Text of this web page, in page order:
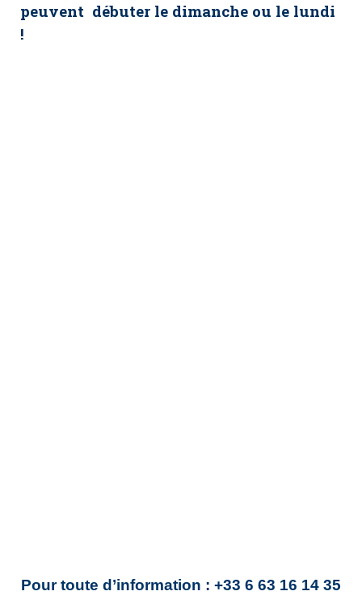
peuvent débuter le dimanche ou le lundi
!
Pour toute d’information : +33 6 63 16 14 35